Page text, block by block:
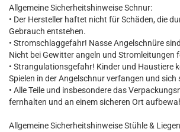
Allgemeine Sicherheitshinweise Schnur:
• Der Hersteller haftet nicht für Schäden, die
Gebrauch entstehen.
• Stromschlaggefahr! Nasse Angelschnüre
Nicht bei Gewitter angeln und Stromleitungen
• Strangulationsgefahr! Kinder und Haustiere
Spielen in der Angelschnur verfangen und sich
• Alle Teile und insbesondere das
fernhalten und an einem sicheren Ort
Allgemeine Sicherheitshinweise Stühle &